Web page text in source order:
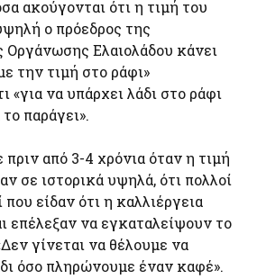
ακούγονται ότι η τιμή του
ο πρόεδρος της
Οργάνωσης Ελαιολάδου κάνει
την τιμή στο ράφι»
«για να υπάρχει λάδι στο ράφι
παράγει».
πριν από 3-4 χρόνια όταν η τιμή
σε ιστορικά υψηλά, ότι πολλοί
είδαν ότι η καλλιέργεια
επέλεξαν να εγκαταλείψουν το
γίνεται να θέλουμε να
όσο πληρώνουμε έναν καφέ».